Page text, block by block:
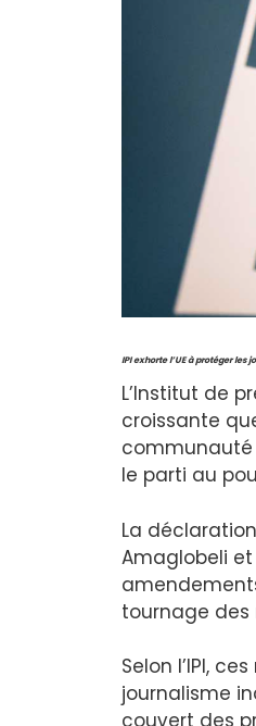
IPI exhorte l’UE à protéger les
L’Institut de
croissante
le parti au
La
Amaglobeli
tournage des
Selon l’IPI,
journalisme